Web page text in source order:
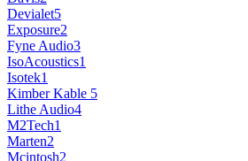
Devialet5
Exposure2
Fyne Audio3
IsoAcoustics1
Isotek1
Kimber Kable 5
Lithe Audio4
M2Tech1
Marten2
Mcintosh2